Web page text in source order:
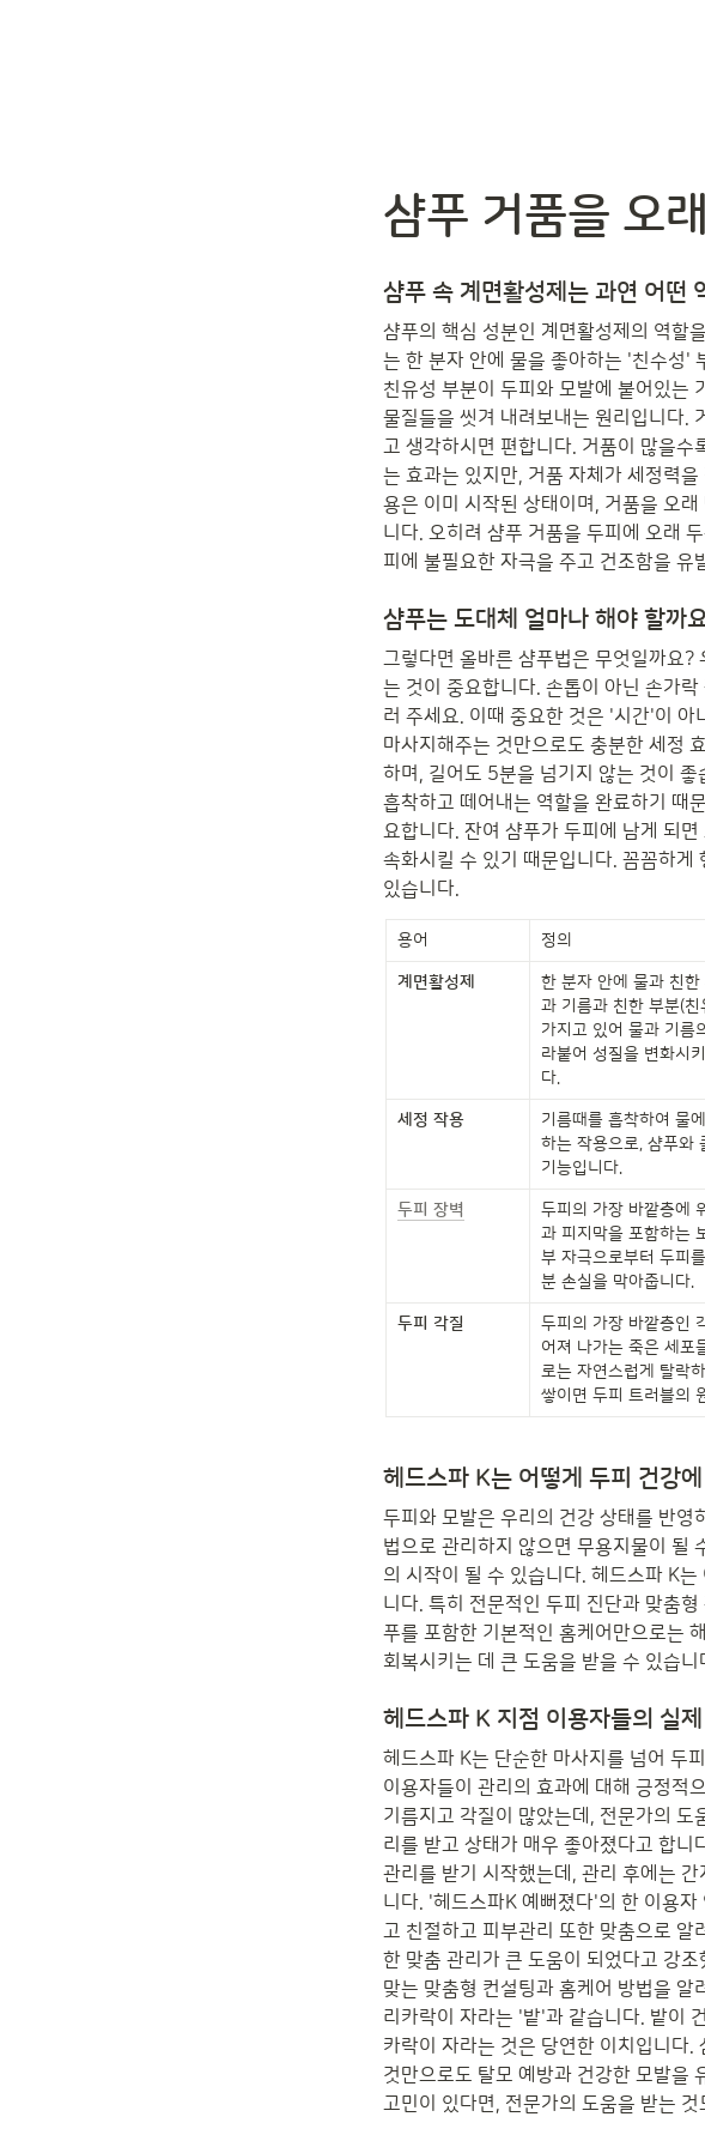
샴푸 거품을 오
샴푸 속 계면활성제는 과연 어떤
샴푸의 핵심 성분인 계면활성제의 역할
는 한 분자 안에 물을 좋아하는 '친수성'
친유성 부분이 두피와 모발에 붙어있는
물질들을 씻겨 내려보내는 원리입니다.
고 생각하시면 편합니다. 거품이 많을수
는 효과는 있지만, 거품 자체가 세정력
용은 이미 시작된 상태이며, 거품을 오
니다. 오히려 샴푸 거품을 두피에 오래
피에 불필요한 자극을 주고 건조함을 유
샴푸는 도대체 얼마나 해야 할까
그렇다면 올바른 샴푸법은 무엇일까요?
는 것이 중요합니다. 손톱이 아닌 손가
러 주세요. 이때 중요한 것은 '시간'이
마사지해주는 것만으로도 충분한 세정
하며, 길어도 5분을 넘기지 않는 것이
흡착하고 떼어내는 역할을 완료하기 때
요합니다. 잔여 샴푸가 두피에 남게 되
속화시킬 수 있기 때문입니다. 꼼꼼하게
있습니다.
용어 정의
계면활성제
한 분자 안에 물과 친한
과 기름과 친한 부분(친
가지고 있어 물과 기름
라붙어 성질을 변화시
다.
세정 작용
기름때를 흡착하여 물
하는 작용으로, 샴푸와
기능입니다.
두피 장벽
두피의 가장 바깥층에
과 피지막을 포함하는
부 자극으로부터 두피
분 손실을 막아줍니다.
두피 각질
두피의 가장 바깥층인
어져 나가는 죽은 세포
로는 자연스럽게 탈락
쌓이면 두피 트러블의
헤드스파 K는 어떻게 두피 건강
두피와 모발은 우리의 건강 상태를 반
법으로 관리하지 않으면 무용지물이 될
의 시작이 될 수 있습니다. 헤드스파 K
니다. 특히 전문적인 두피 진단과 맞춤
푸를 포함한 기본적인 홈케어만으로는
회복시키는 데 큰 도움을 받을 수 있습니
헤드스파 K 지점 이용자들의 실
헤드스파 K는 단순한 마사지를 넘어 두
이용자들이 관리의 효과에 대해 긍정적
기름지고 각질이 많았는데, 전문가의
리를 받고 상태가 매우 좋아졌다고 합니
관리를 받기 시작했는데, 관리 후에는
니다. '헤드스파K 예뻐졌다'의 한 이용
고 친절하고 피부관리 또한 맞춤으로 알
한 맞춤 관리가 큰 도움이 되었다고 강
맞는 맞춤형 컨설팅과 홈케어 방법을 알
리카락이 자라는 '밭'과 같습니다. 밭이
카락이 자라는 것은 당연한 이치입니다
것만으로도 탈모 예방과 건강한 모발을
고민이 있다면, 전문가의 도움을 받는